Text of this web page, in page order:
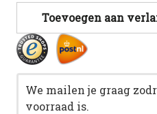
Toevoegen aan
We mailen je graag
voorraad is.